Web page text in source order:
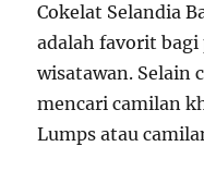
Cokelat Selandia
adalah favorit
wisatawan. Selain
mencari camilan
Lumps atau